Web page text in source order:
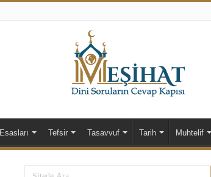
Tefsir Tasavvuf Tarih Muhtelif